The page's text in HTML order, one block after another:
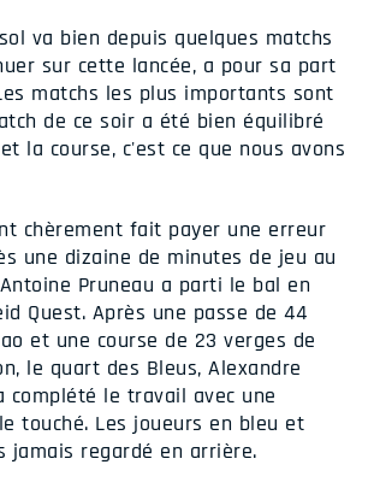
va bien depuis quelques matchs
sur cette lancée, a pour sa part
matchs les plus importants sont
de ce soir a été bien équilibré
la course, c'est ce que nous avons
chèrement fait payer une erreur
une dizaine de minutes de jeu au
Pruneau a parti le bal en
Quest. Après une passe de 44
et une course de 23 verges de
le quart des Bleus, Alexandre
complété le travail avec une
touché. Les joueurs en bleu et
jamais regardé en arrière.